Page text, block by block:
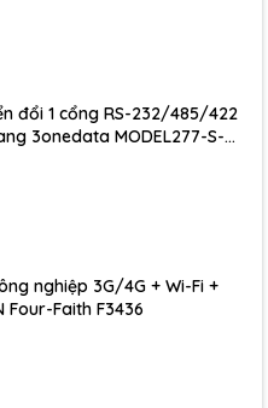
+60 °C
CAN PCI Express
sub connector (RoHS)
đổi 1 cổng RS-232/485/422
3onedata MODEL277-S-
nghiệp 3G/4G + Wi-Fi +
Four-Faith F3436